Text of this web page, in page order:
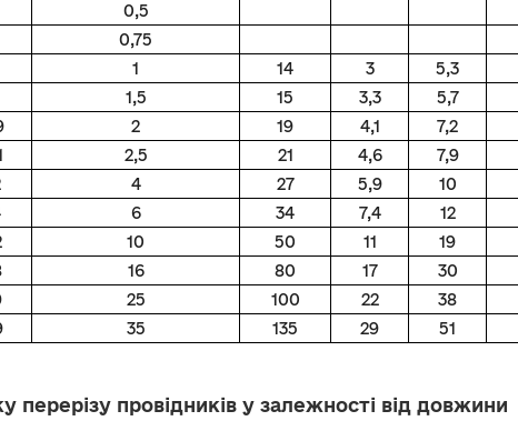
0,5
0,75
1 14 3
5,3
1,5 15 3,3
5,7
2 19 4,1 7,2
2,5 21 4,6 7,9
4 27 5,9 10
6 34 7,4 12
10 50 11 19
16 80 17 30
25 100 22 38
35 135 29 51
перерізу провідників у залежності від довжини